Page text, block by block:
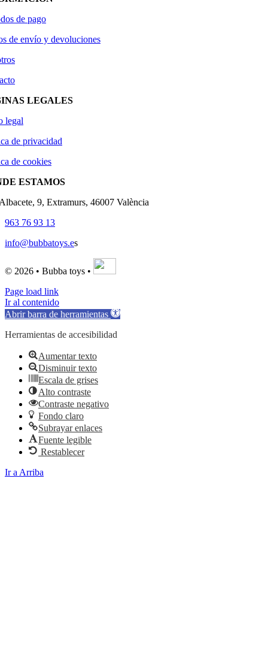
de pago
de envío y devoluciones
LEGALES
legal
de privacidad
de cookies
ESTAMOS
9, Extramurs, 46007 València
963 76 93 13
info@bubbatoys.es
© 2026 • Bubba toys •
Page load link
Ir al contenido
Abrir barra de herramientas
Herramientas de accesibilidad
Aumentar texto
Disminuir texto
Escala de grises
Alto contraste
Contraste negativo
Fondo claro
Subrayar enlaces
Fuente legible
Restablecer
Ir a Arriba